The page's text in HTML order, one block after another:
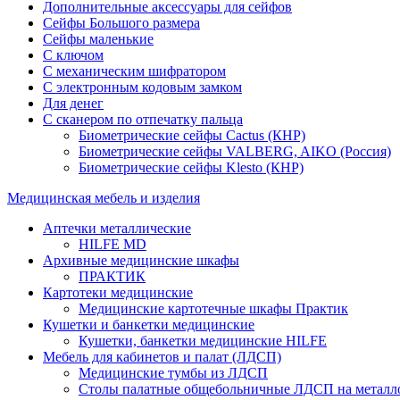
Дополнительные аксессуары для сейфов
Сейфы Большого размера
Сейфы маленькие
С ключом
С механическим шифратором
С электронным кодовым замком
Для денег
С сканером по отпечатку пальца
Биометрические сейфы Cactus (КНР)
Биометрические сейфы VALBERG, AIKO (Россия)
Биометрические сейфы Klesto (КНР)
Медицинская мебель и изделия
Аптечки металлические
HILFE MD
Архивные медицинские шкафы
ПРАКТИК
Картотеки медицинские
Медицинские картотечные шкафы Практик
Кушетки и банкетки медицинские
Кушетки, банкетки медицинские HILFE
Мебель для кабинетов и палат (ЛДСП)
Медицинские тумбы из ЛДСП
Столы палатные общебольничные ЛДСП на